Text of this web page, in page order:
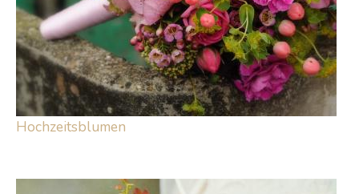
Hochzeitsblumen